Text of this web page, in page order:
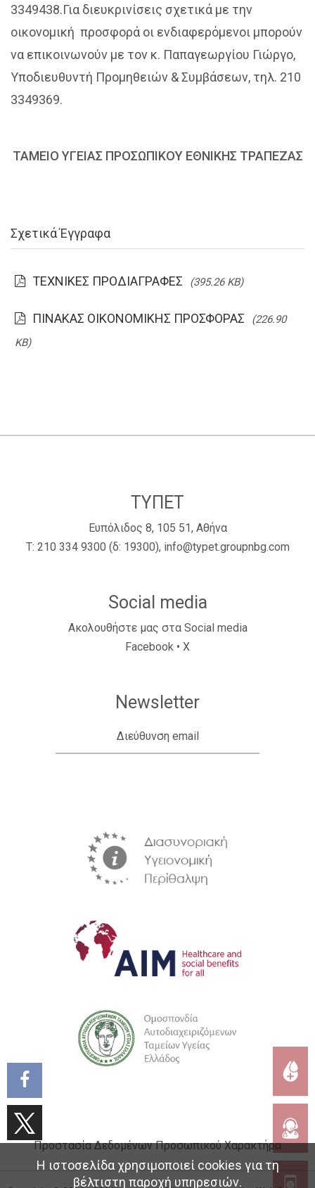
3349438.Για διευκρινίσεις σχετικά με την
οικονομική προσφορά οι ενδιαφερόμενοι μπορούν
να επικοινωνούν με τον κ. Παπαγεωργίου Γιώργο,
Υποδιευθυντή Προμηθειών & Συμβάσεων, τηλ. 210
3349369.
ΤΑΜΕΙΟ ΥΓΕΙΑΣ ΠΡΟΣΩΠΙΚΟΥ ΕΘΝΙΚΗΣ ΤΡΑΠΕΖΑΣ
Σχετικά Έγγραφα
ΤΕΧΝΙΚΕΣ ΠΡΟΔΙΑΓΡΑΦΕΣ (395.26 KB)
ΠΙΝΑΚΑΣ ΟΙΚΟΝΟΜΙΚΗΣ ΠΡΟΣΦΟΡΑΣ
(226.90
KB)
ΤΥΠΕΤ
Ευπόλιδος 8, 105 51, Αθήνα
Τ: 210 334 9300 (δ: 19300), info@typet.groupnbg.com
Social media
Ακολουθήστε μας στα Social media
Facebook • X
Newsletter
Διεύθυνση email
Προστασία Δεδομένων Προσωπικού Χαρακτήρα
Η ιστοσελίδα χρησιμοποιεί cookies για τη
βέλτιστη παροχή υπηρεσιών.